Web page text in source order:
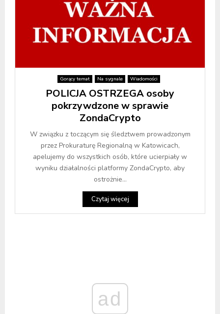
Gorący temat Na sygnale Wiadomości
POLICJA OSTRZEGA osoby
pokrzywdzone w sprawie
ZondaCrypto
W związku z toczącym się śledztwem prowadzonym
przez Prokuraturę Regionalną w Katowicach,
apelujemy do wszystkich osób, które ucierpiały w
wyniku działalności platformy ZondaCrypto, aby
ostrożnie...
Czytaj więcej
ad